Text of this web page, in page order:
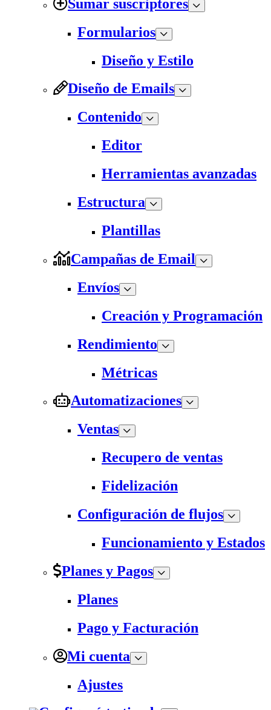
Sumar suscriptores
Formularios
Diseño y Estilo
Diseño de Emails
Contenido
Editor
Herramientas avanzadas
Estructura
Plantillas
Campañas de Email
Envíos
Creación y Programación
Rendimiento
Métricas
Automatizaciones
Ventas
Recupero de ventas
Fidelización
Configuración de flujos
Funcionamiento y Estados
Planes y Pagos
Planes
Pago y Facturación
Mi cuenta
Ajustes